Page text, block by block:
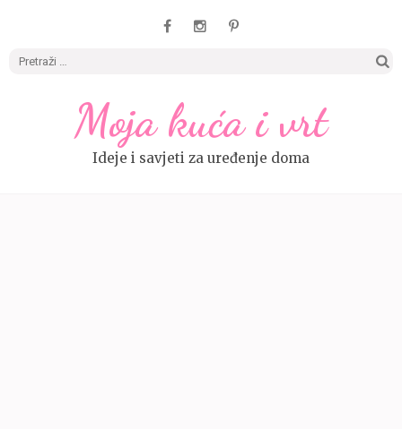
Moja kuća i vrt
Ideje i savjeti za uređenje doma